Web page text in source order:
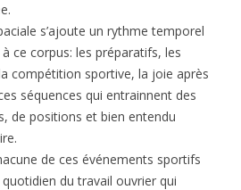
s’ajoute un rythme temporel
ce corpus: les préparatifs, les
compétition sportive, la joie après
séquences qui entrainnent des
de positions et bien entendu
de ces événements sportifs
du travail ouvrier qui